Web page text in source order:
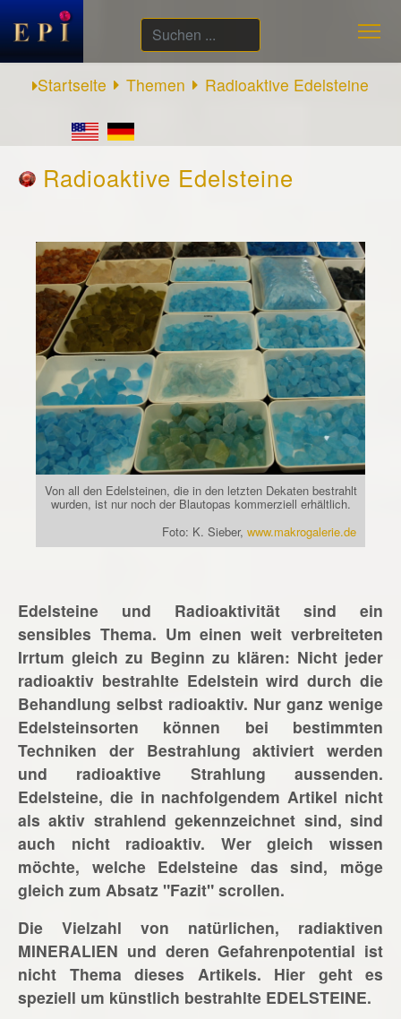
Suchen
...
Startseite
Themen Radioaktive Edelsteine
Radioaktive Edelsteine
Von all den Edelsteinen, die in den letzten Dekaten bestrahlt
wurden, ist nur noch der Blautopas kommerziell erhältlich.
Foto: K. Sieber, www.makrogalerie.de
Edelsteine und Radioaktivität sind ein
sensibles Thema. Um einen weit verbreiteten
Irrtum gleich zu Beginn zu klären: Nicht jeder
radioaktiv bestrahlte Edelstein wird durch die
Behandlung selbst radioaktiv. Nur ganz wenige
Edelsteinsorten können bei bestimmten
Techniken der Bestrahlung aktiviert werden
und radioaktive Strahlung aussenden.
Edelsteine, die in nachfolgendem Artikel nicht
als aktiv strahlend gekennzeichnet sind, sind
auch nicht radioaktiv. Wer gleich wissen
möchte, welche Edelsteine das sind, möge
gleich zum Absatz "Fazit" scrollen.
Die Vielzahl von natürlichen, radiaktiven
MINERALIEN und deren Gefahrenpotential ist
nicht Thema dieses Artikels. Hier geht es
speziell um künstlich bestrahlte EDELSTEINE.